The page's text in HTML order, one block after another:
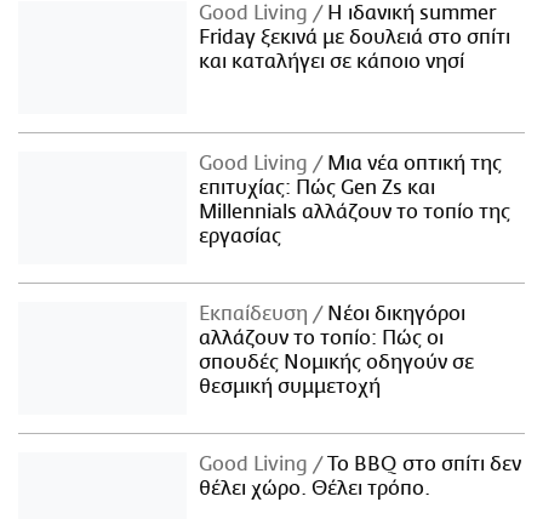
Good Living
Η ιδανική summer
Friday ξεκινά με δουλειά στο σπίτι
και καταλήγει σε κάποιο νησί
Good Living
Μια νέα οπτική της
επιτυχίας: Πώς Gen Zs και
Millennials αλλάζουν το τοπίο της
εργασίας
Εκπαίδευση
Νέοι δικηγόροι
αλλάζουν το τοπίο: Πώς οι
σπουδές Νομικής οδηγούν σε
θεσμική συμμετοχή
Good Living
Το BBQ στο σπίτι δεν
θέλει χώρο. Θέλει τρόπο.